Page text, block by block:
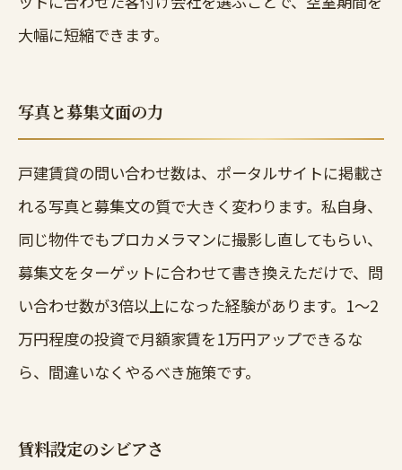
大幅に短縮できます。
写真と募集文面の力
戸建賃貸の問い合わせ数は、ポータルサイトに掲載さ
れる写真と募集文の質で大きく変わります。私自身、
同じ物件でもプロカメラマンに撮影し直してもらい、
募集文をターゲットに合わせて書き換えただけで、問
い合わせ数が3倍以上になった経験があります。1〜2
万円程度の投資で月額家賃を1万円アップできるな
ら、間違いなくやるべき施策です。
賃料設定のシビアさ